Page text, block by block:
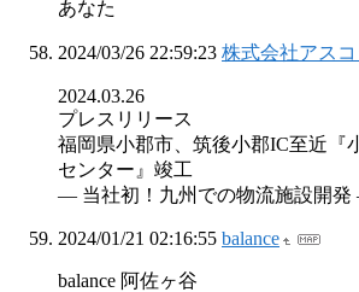
あなた
2024/03/26 22:59:23 株式会社アスコ
2024.03.26
プレスリリース
福岡県小郡市、筑後小郡IC至近『
センター』竣工
― 当社初！九州での物流施設開
2024/01/21 02:16:55 balance
balance 阿佐ヶ谷